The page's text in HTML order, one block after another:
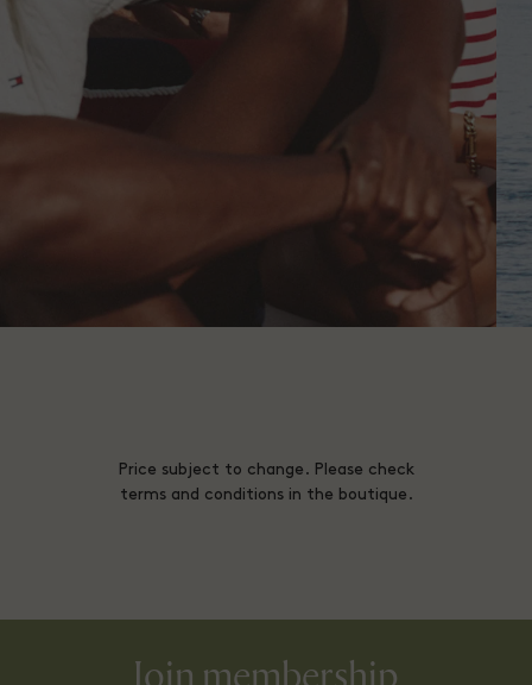
Price subject to change. Please check
terms and conditions in the boutique.